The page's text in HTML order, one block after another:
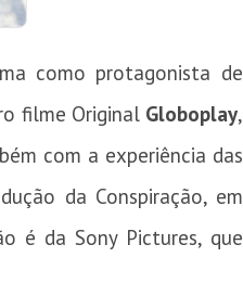
como protagonista de
filme Original Globoplay,
com a experiência das
da Conspiração, em
é da Sony Pictures, que